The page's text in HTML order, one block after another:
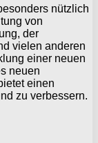
nützlich
von
der
vielen anderen
einer neuen
neuen
einen
zu verbessern.